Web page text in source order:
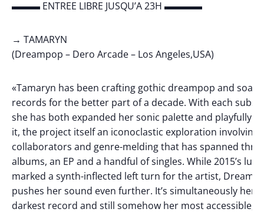
▬▬▬ ENTREE LIBRE JUSQU’A 23H ▬▬▬▬
→ TAMARYN
(Dreampop – Dero Arcade – Los Angeles,USA)
«Tamaryn has been crafting gothic dreampop and
records for the better part of a decade. With each
she has both expanded her sonic palette and playfully
it, the project itself an iconoclastic exploration involving
collaborators and genre-melding that has spanned
albums, an EP and a handful of singles. While 2015’s
marked a synth-inflected left turn for the artist,
pushes her sound even further. It’s simultaneously her
darkest record and still somehow her most accessible,